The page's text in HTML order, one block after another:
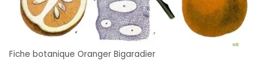
Fiche botanique Oranger Bigaradier